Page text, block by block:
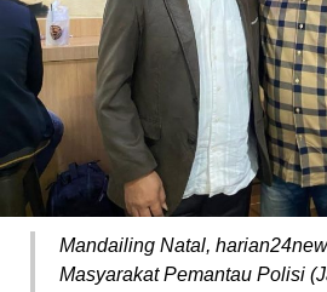
Mandailing Natal,
Masyarakat Pemantau Polisi